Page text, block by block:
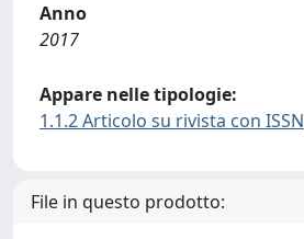
Anno
2017
Appare nelle tipologie:
1.1.2 Articolo su rivista con ISSN
File in questo prodotto: